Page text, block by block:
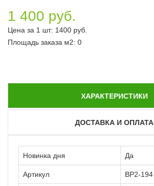
1 400 руб.
Цена за 1 шт: 1400 руб.
Площадь заказа м2: 0
ХАРАКТЕРИСТИКИ
ДОСТАВКА И ОПЛАТА
Новинка дня Да
Артикул ВР2-194